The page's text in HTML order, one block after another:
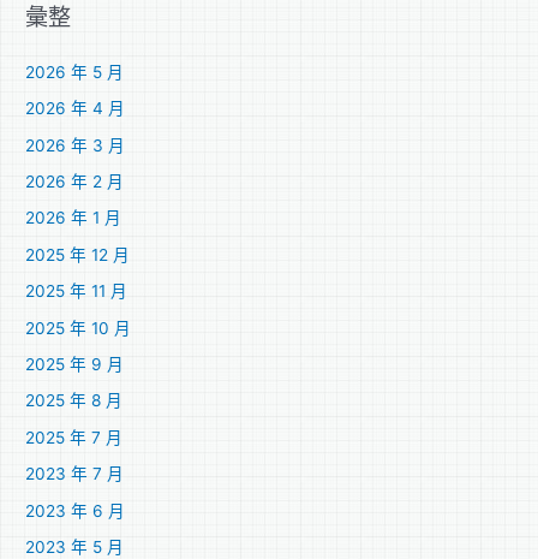
彙整
2026 年 5 月
2026 年 4 月
2026 年 3 月
2026 年 2 月
2026 年 1 月
2025 年 12 月
2025 年 11 月
2025 年 10 月
2025 年 9 月
2025 年 8 月
2025 年 7 月
2023 年 7 月
2023 年 6 月
2023 年 5 月